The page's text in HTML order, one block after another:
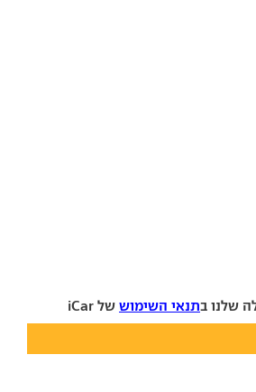
שלנו בתנאי השימוש של iCar